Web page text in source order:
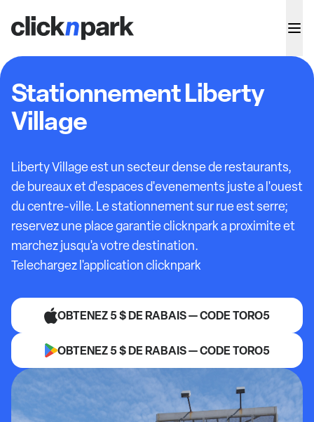
Stationnement Liberty
Village
Liberty Village est un secteur dense de restaurants,
de bureaux et d'espaces d'evenements juste a l'ouest
du centre-ville. Le stationnement sur rue est serre;
reservez une place garantie clicknpark a proximite et
marchez jusqu'a votre destination.
Telechargez l'application clicknpark
OBTENEZ 5 $ DE RABAIS — CODE TORO5
OBTENEZ 5 $ DE RABAIS — CODE TORO5